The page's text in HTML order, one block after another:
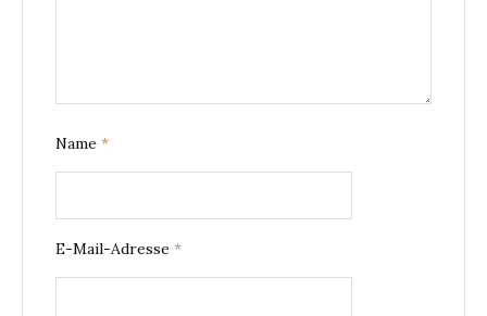
Name *
E-Mail-Adresse *